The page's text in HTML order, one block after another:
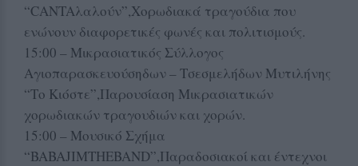
“CANTAλαλούν”,Χορωδιακά τραγούδια που
ενώνουν διαφορετικές φωνές και πολιτισμούς.
15:00 – Μικρασιατικός Σύλλογος
Αγιοπαρασκευούσηδων – Τσεσμελήδων Μυτιλήνης
“Το Κιόστε”,Παρουσίαση Μικρασιατικών
χορωδιακών τραγουδιών και χορών.
15:00 – Μουσικό Σχήμα
“BABAJIMTHEBAND”,Παραδοσιακοί και έντεχνοι